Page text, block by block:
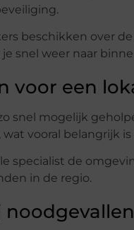
beschikken over
snel weer naar
voor een
snel mogelijk
vooral belangrijk
specialist de
in de regio.
noodgevallen